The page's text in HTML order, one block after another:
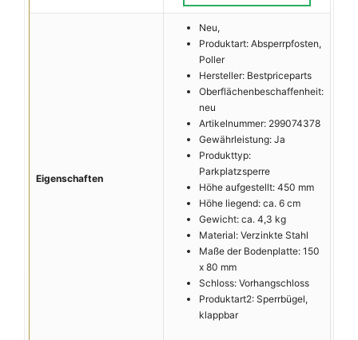
Eigenschaften
Neu,
Produktart: Absperrpfosten,
Poller
Hersteller: Bestpriceparts
Oberflächenbeschaffenheit:
neu
Artikelnummer: 299074378
Gewährleistung: Ja
Produkttyp:
Parkplatzsperre
Höhe aufgestellt: 450 mm
Höhe liegend: ca. 6 cm
Gewicht: ca. 4,3 kg
Material: Verzinkte Stahl
Maße der Bodenplatte: 150
x 80 mm
Schloss: Vorhangschloss
Produktart2: Sperrbügel,
klappbar